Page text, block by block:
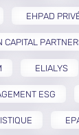
EHPAD
CAPITAL
ELIALYS
ESG